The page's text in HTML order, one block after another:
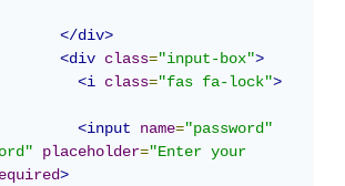
</div>
<div
class="input-box">
<i
class="fas fa-lock">
<input
name="password"
placeholder="Enter your
>